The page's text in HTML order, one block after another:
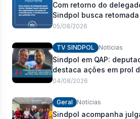
Com retorno do
Sindpol busca
pauta de reivindicações
05/08/2026
TV SINDPOL Notícias
Sindpol em QAP:
destaca ações em prol
04/08/2026
Geral Notícias
Sindpol acompanha